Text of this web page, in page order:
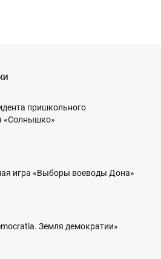
пришкольного
«Солнышко»
игра «Выборы воеводы Дона»
Земля демократии»